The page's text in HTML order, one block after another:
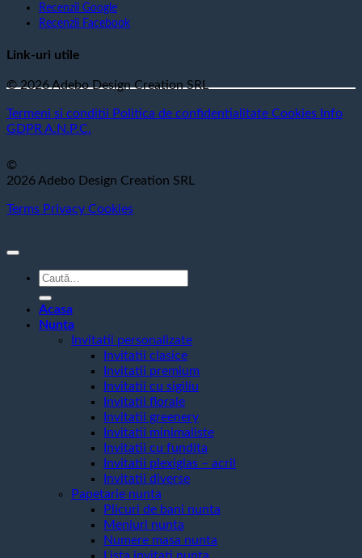
Recenzii Google
Recenzii Facebook
Link-uri utile
© 2026 Adebo Design Creation SRL
Termeni si conditii Politica de confidentialitate Cookies Info
GDPR A.N.P.C.
©
2026 Adebo Design Creation SRL
Terms Privacy Cookies
Caută
după:
Acasa
Nunta
Invitatii personalizate
Invitatii clasice
Invitatii premium
Invitatii cu sigiliu
Invitatii florale
Invitatii greenery
Invitatii minimaliste
Invitatii cu fundita
Invitatii plexiglas – acril
Invitatii diverse
Papetarie nunta
Plicuri de bani nunta
Meniuri nunta
Numere masa nunta
Lista invitati nunta